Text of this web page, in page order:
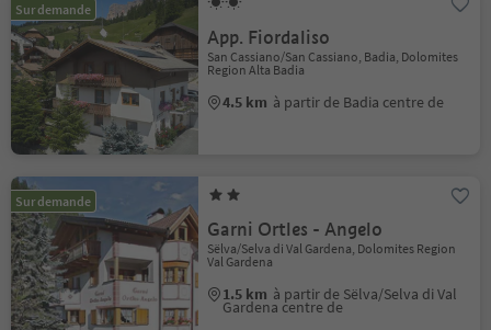
Sur demande
App. Fiordaliso
San Cassiano/San Cassiano, Badia, Dolomites
Region Alta Badia
4.5 km à partir de Badia centre de
Sur demande
Garni Ortles - Angelo
Sëlva/Selva di Val Gardena, Dolomites Region
Val Gardena
1.5 km à partir de Sëlva/Selva di Val
Gardena centre de